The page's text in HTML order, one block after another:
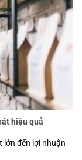
hiệu quả
lớn đến lợi nhuận